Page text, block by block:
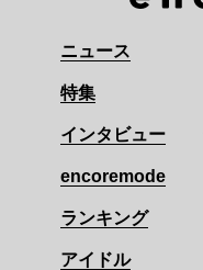
ニュース
特集
インタビュー
encoremode
ランキング
アイドル